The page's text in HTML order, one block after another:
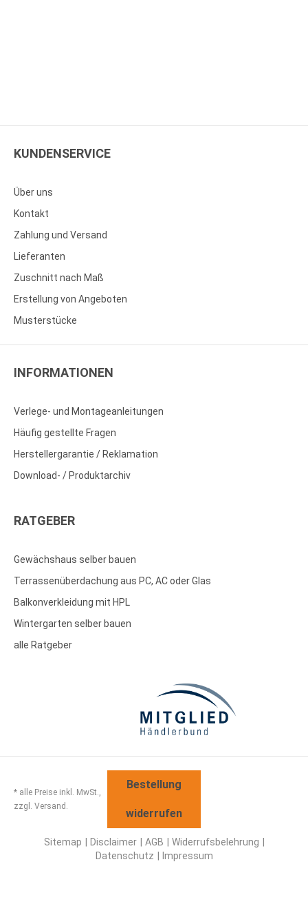
KUNDENSERVICE
Über uns
Kontakt
Zahlung und Versand
Lieferanten
Zuschnitt nach Maß
Erstellung von Angeboten
Musterstücke
INFORMATIONEN
Verlege- und Montageanleitungen
Häufig gestellte Fragen
Herstellergarantie / Reklamation
Download- / Produktarchiv
RATGEBER
Gewächshaus selber bauen
Terrassenüberdachung aus PC, AC oder Glas
Balkonverkleidung mit HPL
Wintergarten selber bauen
alle Ratgeber
* alle Preise inkl. MwSt.,
zzgl. Versand.
Bestellung
widerrufen
Sitemap Disclaimer AGB
Widerrufsbelehrung
Datenschutz
Impressum